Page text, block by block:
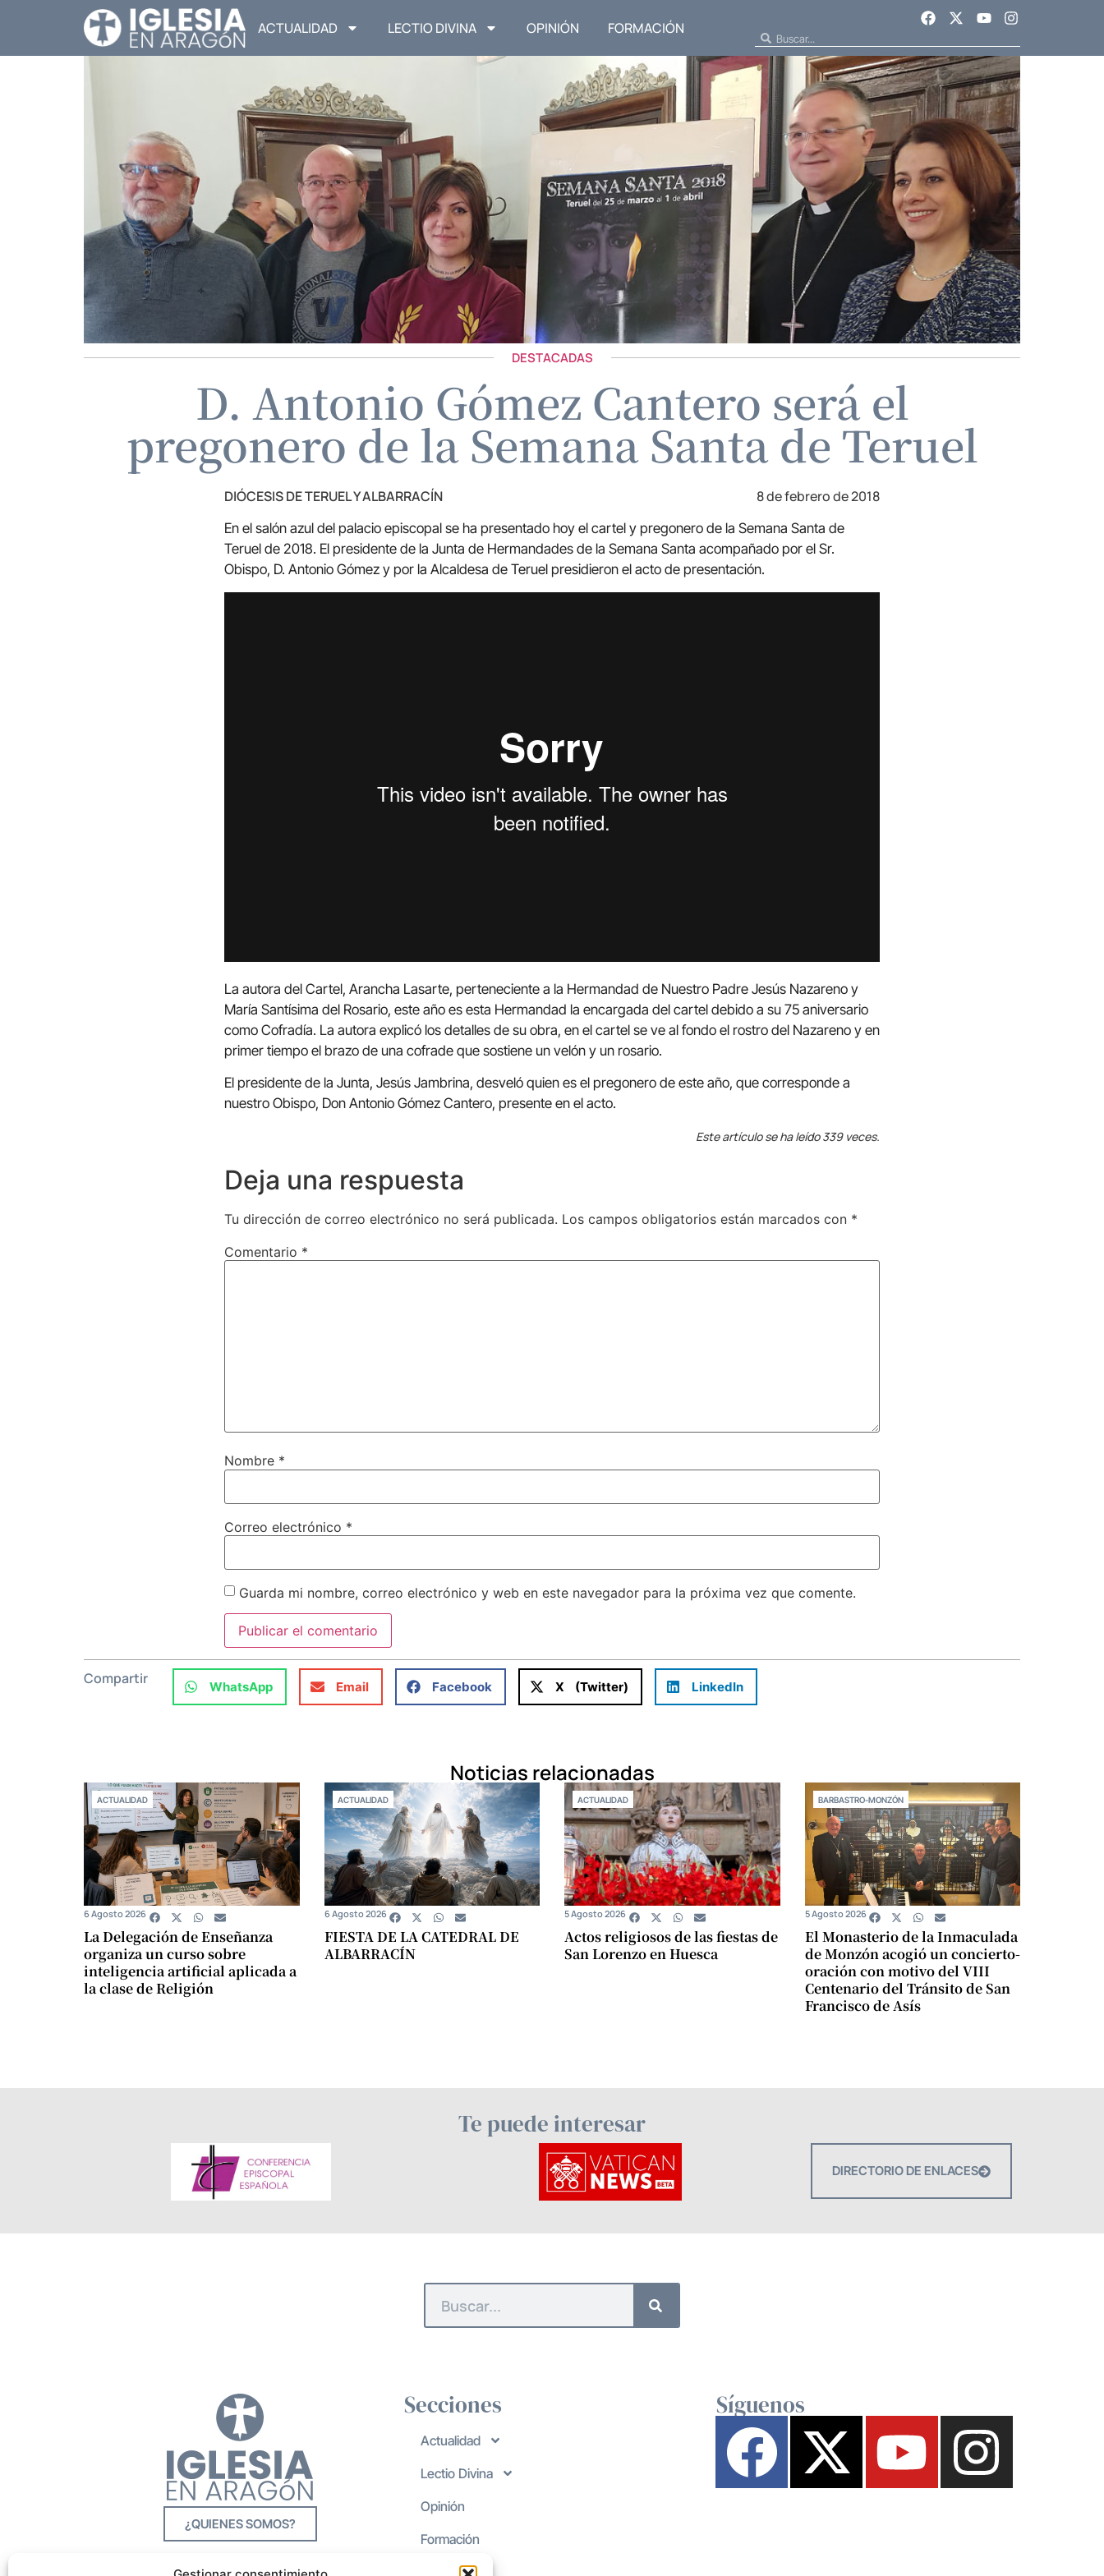
ACTUALIDAD LECTIO DIVINA OPINIÓN FORMACIÓN
DESTACADAS
D. Antonio Gómez Cantero será el
pregonero de la Semana Santa de Teruel
DIÓCESIS DE TERUEL Y ALBARRACÍN 8 de febrero de 2018
En el salón azul del palacio episcopal se ha presentado hoy el cartel y pregonero de la Semana Santa de
Teruel de 2018. El presidente de la Junta de Hermandades de la Semana Santa acompañado por el Sr.
Obispo, D. Antonio Gómez y por la Alcaldesa de Teruel presidieron el acto de presentación.
La autora del Cartel, Arancha Lasarte, perteneciente a la Hermandad de Nuestro Padre Jesús Nazareno y
María Santísima del Rosario, este año es esta Hermandad la encargada del cartel debido a su 75 aniversario
como Cofradía. La autora explicó los detalles de su obra, en el cartel se ve al fondo el rostro del Nazareno y en
primer tiempo el brazo de una cofrade que sostiene un velón y un rosario.
El presidente de la Junta, Jesús Jambrina, desveló quien es el pregonero de este año, que corresponde a
nuestro Obispo, Don Antonio Gómez Cantero, presente en el acto.
Este artículo se ha leído 339 veces.
Deja una respuesta
Tu dirección de correo electrónico no será publicada. Los campos obligatorios están marcados con *
Comentario *
Nombre *
Correo electrónico *
Guarda mi nombre, correo electrónico y web en este navegador para la próxima vez que comente.
Compartir WhatsApp Email Facebook X (Twitter) LinkedIn
Noticias relacionadas
ACTUALIDAD
La Delegación de Enseñanza
organiza un curso sobre
inteligencia artificial aplicada a
la clase de Religión
6 Agosto 2026
ACTUALIDAD
FIESTA DE LA CATEDRAL DE
ALBARRACÍN
6 Agosto 2026
ACTUALIDAD
Actos religiosos de las fiestas de
San Lorenzo en Huesca
5 Agosto 2026
BARBASTRO-MONZÓN
El Monasterio de la Inmaculada
de Monzón acogió un concierto-
oración con motivo del VIII
Centenario del Tránsito de San
Francisco de Asís
5 Agosto 2026
Te puede interesar
DIRECTORIO DE ENLACES
¿QUIENES SOMOS?
Secciones
Actualidad
Lectio Divina
Opinión
Formación
Síguenos